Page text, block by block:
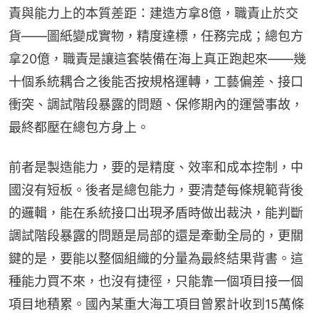
責與能力上的本質差距：建造方拿8億，職責止於交
貨——圖紙變成實物，精度達標，任務完成；總包方
拿20億，職責是讓這套裝備在海上真正跑起來——幾
十個系統耦合之後能否按規格運轉，工藝偏差、接口
衝突、調試階段暴露的問題、保修期內的運營事故，
最終都壓在總包方身上。
前者是製造能力，要的是精度、效率和成本控制，中
國沒有短板。後者是總包能力，要清楚每條規範背後
的邏輯，能在系統接口出現矛盾時做出裁決，能判斷
調試階段暴露的問題是局部的還是牽動全局的，更關
鍵的是，要能以整個組織的分量為最終結果背書。這
種能力買不來，也沒有捷徑，只能靠一個項目接一個
項目地積累。國內某重大海工項目曾累計收到15萬條